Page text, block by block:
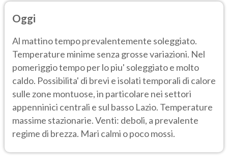
Oggi
Al mattino tempo prevalentemente soleggiato.
Temperature minime senza grosse variazioni. Nel
pomeriggio tempo per lo piu' soleggiato e molto
caldo. Possibilita' di brevi e isolati temporali di calore
sulle zone montuose, in particolare nei settori
appenninici centrali e sul basso Lazio. Temperature
massime stazionarie. Venti: deboli, a prevalente
regime di brezza. Mari calmi o poco mossi.